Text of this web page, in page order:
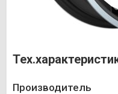
Производитель